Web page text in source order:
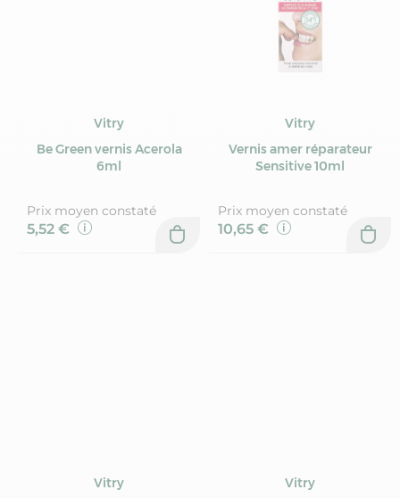
Vitry
Be Green vernis Acerola
6ml
Prix moyen constaté
5,52 €
Vitry
Vernis amer réparateur
Sensitive 10ml
Prix moyen constaté
10,65 €
Vitry
Vitry